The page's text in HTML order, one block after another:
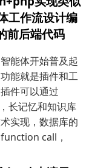
工作流设计编
前后端代码
能体开始普及起
能就是插件和工
件可以通过
长记忆和知识库
实现，数据库的
call，